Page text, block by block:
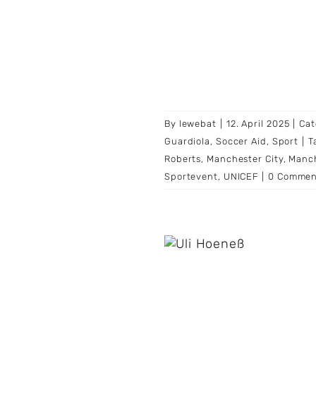
By lewebat 12. April 2025
Guardiola , Soccer Aid , Sport
Roberts, Manchester City,
Sportevent, UNICEF 0